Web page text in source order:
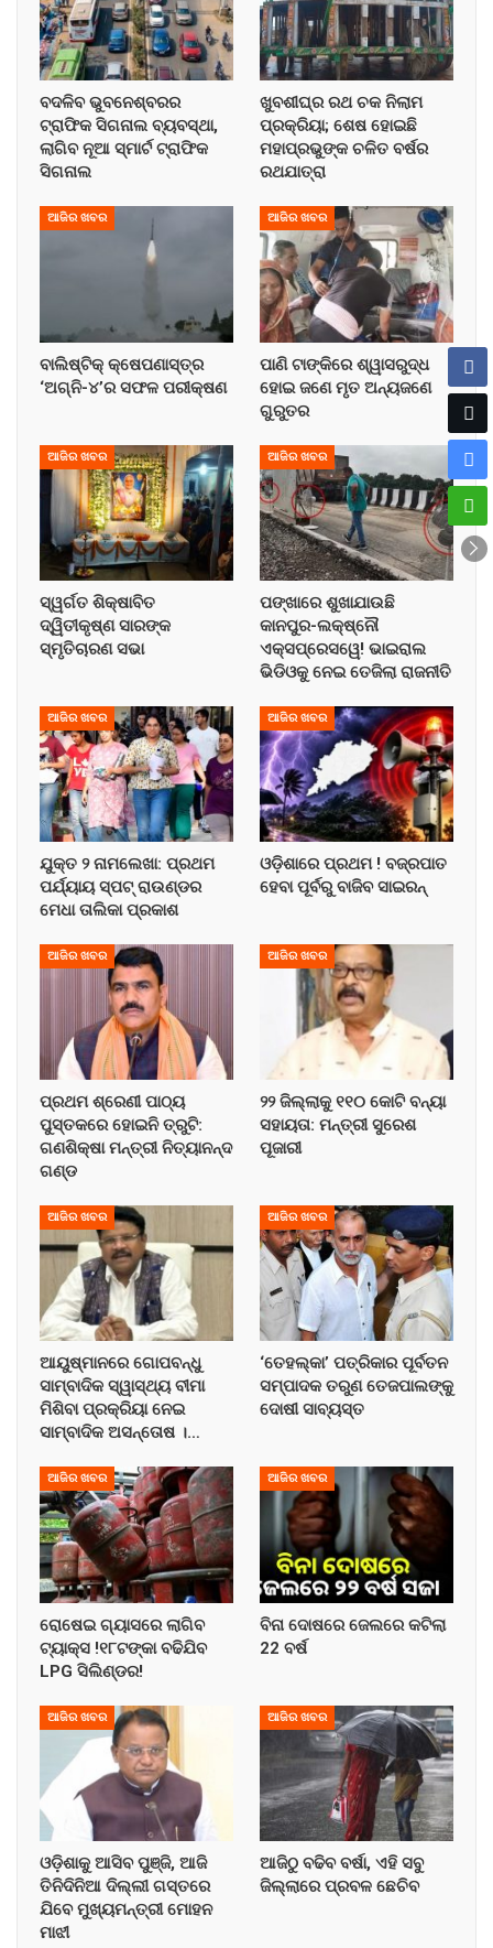
ବଦଳିବ ଭୁବନେଶ୍ବରର
ଟ୍ରାଫିକ ସିଗନାଲ ବ୍ୟବସ୍ଥା,
ଲାଗିବ ନୂଆ ସ୍ମାର୍ଟ ଟ୍ରାଫିକ
ସିଗନାଲ
ଖୁବଶୀଘ୍ର ରଥ ଚକ ନିଲାମ
ପ୍ରକ୍ରିୟା; ଶେଷ ହୋଇଛି
ମହାପ୍ରଭୁଙ୍କ ଚଳିତ ବର୍ଷର
ରଥଯାତ୍ରା
ଆଜିର ଖବର
ବାଲିଷ୍ଟିକ୍ କ୍ଷେପଣାସ୍ତ୍ର
‘ଅଗ୍ନି-୪’ର ସଫଳ ପରୀକ୍ଷଣ
ଆଜିର ଖବର
ପାଣି ଟାଙ୍କିରେ ଶ୍ୱାସରୁଦ୍ଧ
ହୋଇ ଜଣେ ମୃତ ଅନ୍ୟଜଣେ
ଗୁରୁତର
ଆଜିର ଖବର
ସ୍ୱର୍ଗତ ଶିକ୍ଷାବିତ
ଦ୍ୱିତୀକୃଷ୍ଣ ସାରଙ୍କ
ସ୍ମୃତିଚାରଣ ସଭା
ଆଜିର ଖବର
ପଙ୍ଖାରେ ଶୁଖାଯାଉଛି
କାନପୁର-ଲକ୍ଷ୍ନୌ
ଏକ୍ସପ୍ରେସୱେ! ଭାଇରାଲ
ଭିଡିଓକୁ ନେଇ ତେଜିଲା ରାଜନୀତି
ଆଜିର ଖବର
ଯୁକ୍ତ ୨ ନାମଲେଖା: ପ୍ରଥମ
ପର୍ଯ୍ୟାୟ ସ୍ପଟ୍ ରାଉଣ୍ଡର
ମେଧା ତାଲିକା ପ୍ରକାଶ
ଆଜିର ଖବର
ଓଡ଼ିଶାରେ ପ୍ରଥମ ! ବଜ୍ରପାତ
ହେବା ପୂର୍ବରୁ ବାଜିବ ସାଇରନ୍
ଆଜିର ଖବର
ପ୍ରଥମ ଶ୍ରେଣୀ ପାଠ୍ୟ
ପୁସ୍ତକରେ ହୋଇନି ତ୍ରୁଟି:
ଗଣଶିକ୍ଷା ମନ୍ତ୍ରୀ ନିତ୍ୟାନନ୍ଦ
ଗଣ୍ଡ
ଆଜିର ଖବର
୨୨ ଜିଲ୍ଲାକୁ ୧୧୦ କୋଟି ବନ୍ୟା
ସହାୟତା: ମନ୍ତ୍ରୀ ସୁରେଶ
ପୂଜାରୀ
ଆଜିର ଖବର
ଆୟୁଷ୍ମାନରେ ଗୋପବନ୍ଧୁ
ସାମ୍ବାଦିକ ସ୍ୱାସ୍ଥ୍ୟ ବୀମା
ମିଶିବା ପ୍ରକ୍ରିୟା ନେଇ
ସାମ୍ବାଦିକ ଅସନ୍ତୋଷ ।…
ଆଜିର ଖବର
‘ତେହଲ୍‌କା’ ପତ୍ରିକାର ପୂର୍ବତନ
ସମ୍ପାଦକ ତରୁଣ ତେଜପାଲଙ୍କୁ
ଦୋଷୀ ସାବ୍ୟସ୍ତ
ଆଜିର ଖବର
ରୋଷେଇ ଗ୍ୟାସରେ ଲାଗିବ
ଟ୍ୟାକ୍ସ !୧୮ଟଙ୍କା ବଢିଯିବ
LPG ସିଲିଣ୍ଡର!
ଆଜିର ଖବର
ବିନା ଦୋଷରେ ଜେଲରେ କଟିଲା
22 ବର୍ଷ
ଆଜିର ଖବର
ଓଡ଼ିଶାକୁ ଆସିବ ପୁଞ୍ଜି, ଆଜି
ତିନିଦିନିଆ ଦିଲ୍ଲୀ ଗସ୍ତରେ
ଯିବେ ମୁଖ୍ୟମନ୍ତ୍ରୀ ମୋହନ
ମାଝୀ
ଆଜିର ଖବର
ଆଜିଠୁ ବଢିବ ବର୍ଷା, ଏହି ସବୁ
ଜିଲ୍ଲାରେ ପ୍ରବଳ ଛେଚିବ